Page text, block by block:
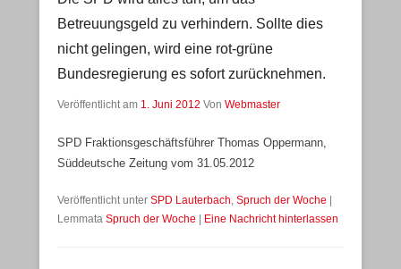
Betreuungsgeld zu verhindern. Sollte dies
nicht gelingen, wird eine rot-grüne
Bundesregierung es sofort zurücknehmen.
Veröffentlicht am 1. Juni 2012 Von Webmaster
SPD Fraktionsgeschäftsführer Thomas Oppermann,
Süddeutsche Zeitung vom 31.05.2012
Veröffentlicht unter SPD Lauterbach, Spruch der Woche
Lemmata Spruch der Woche Eine Nachricht hinterlassen